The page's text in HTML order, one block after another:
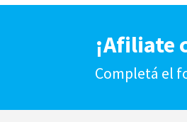
¡Afiliate
Completá el